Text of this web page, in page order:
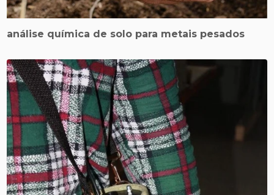
análise química de solo para metais pesados